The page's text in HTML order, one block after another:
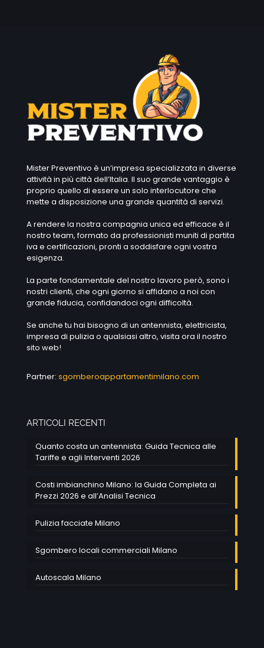
Mister Preventivo è un’impresa specializzata in diverse
attività in più città dell’Italia. Il suo grande vantaggio è
proprio quello di essere un solo interlocutore che
mette a disposizione una grande quantità di servizi.
A rendere la nostra compagnia unica ed efficace è il
nostro team, formato da professionisti muniti di partita
iva e certificazioni, pronti a soddisfare ogni vostra
esigenza.
La parte fondamentale del nostro lavoro però, sono i
nostri clienti, che ogni giorno si affidano a noi con
grande fiducia, confidandoci ogni difficoltà.
Se anche tu hai bisogno di un antennista, elettricista,
impresa di pulizia o qualsiasi altro, visita ora il nostro
sito web!
Partner: sgomberoappartamentimilano.com
ARTICOLI RECENTI
Quanto costa un antennista: Guida Tecnica alle
Tariffe e agli Interventi 2026
Costi imbianchino Milano: la Guida Completa ai
Prezzi 2026 e all’Analisi Tecnica
Pulizia facciate Milano
Sgombero locali commerciali Milano
Autoscala Milano